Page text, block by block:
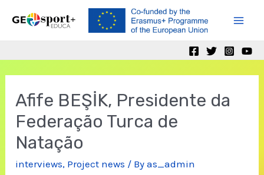
Afife BEŞİK, Presidente da
Federação Turca de
Natação
interviews, Project news / Byas_admin